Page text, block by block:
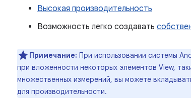
Высокая производительность
Возможность легко создавать
Примечание: При использовании системы
при вложенности некоторых элементов View,
множественных измерений, вы можете
для производительности.